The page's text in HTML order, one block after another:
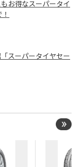
お得なスーパータイ
スーパータイヤセー